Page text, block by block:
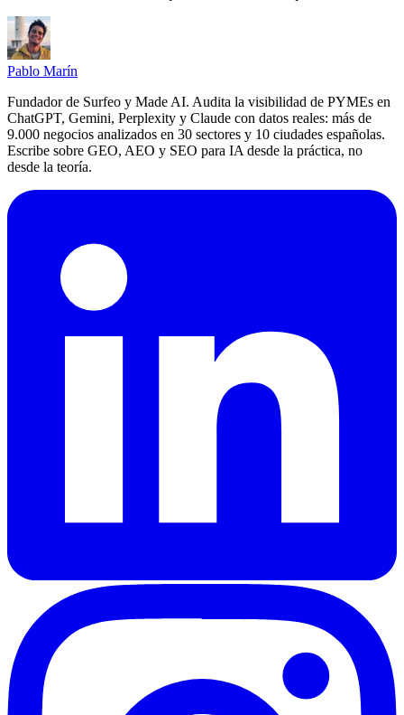
Pablo Marín
Fundador de Surfeo y Made AI. Audita la visibilidad de PYMEs en
ChatGPT, Gemini, Perplexity y Claude con datos reales: más de
9.000 negocios analizados en 30 sectores y 10 ciudades españolas.
Escribe sobre GEO, AEO y SEO para IA desde la práctica, no
desde la teoría.